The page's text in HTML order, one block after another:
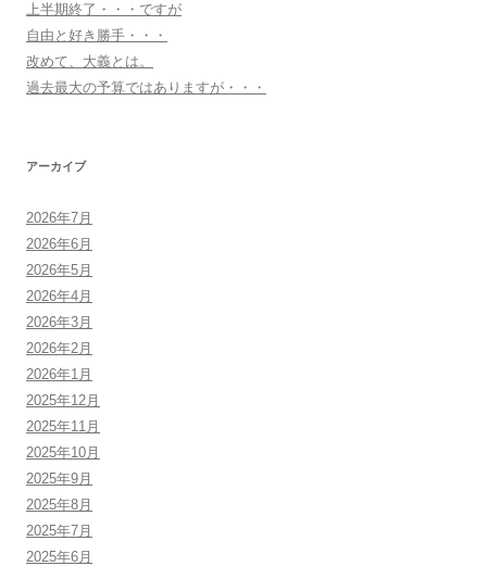
上半期終了・・・ですが
自由と好き勝手・・・
改めて、大義とは。
過去最大の予算ではありますが・・・
アーカイブ
2026年7月
2026年6月
2026年5月
2026年4月
2026年3月
2026年2月
2026年1月
2025年12月
2025年11月
2025年10月
2025年9月
2025年8月
2025年7月
2025年6月